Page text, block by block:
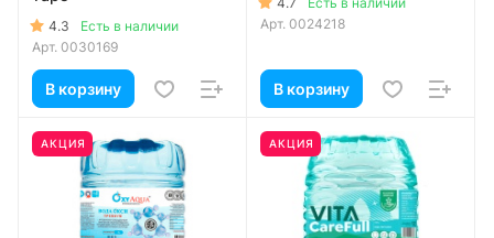
4.3
Есть в наличии
Арт. 0030169
В корзину
Арт. 0024218
В корзину
АКЦИЯ АКЦИЯ